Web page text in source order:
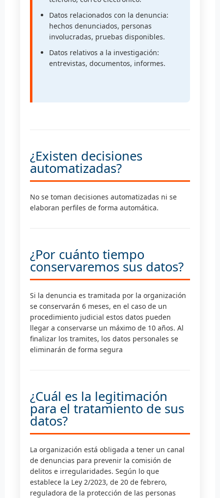
Datos relacionados con la denuncia:
hechos denunciados, personas
involucradas, pruebas disponibles.
Datos relativos a la investigación:
entrevistas, documentos, informes.
¿Existen decisiones
automatizadas?
No se toman decisiones automatizadas ni se
elaboran perfiles de forma automática.
¿Por cuánto tiempo
conservaremos sus datos?
Si la denuncia es tramitada por la organización
se conservarán 6 meses, en el caso de un
procedimiento judicial estos datos pueden
llegar a conservarse un máximo de 10 años. Al
finalizar los tramites, los datos personales se
eliminarán de forma segura
¿Cuál es la legitimación
para el tratamiento de sus
datos?
La organización está obligada a tener un canal
de denuncias para prevenir la comisión de
delitos e irregularidades. Según lo que
establece la Ley 2/2023, de 20 de febrero,
reguladora de la protección de las personas